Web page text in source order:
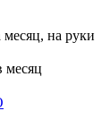
месяц, на руки
месяц